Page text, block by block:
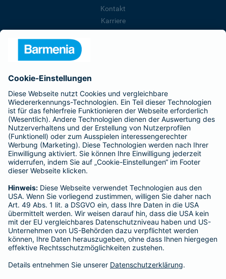
Kontakt
Karriere
Barmenia ist Teil der BarmeniaGothaer
BELIEBTE SEITEN
Kranken-Zusatzversicherung
Tierversicherungen
Haftpflichtversicherung
Hausratversicherung
Adresse ändern
Schaden melden
Kilometerstandsmeldung
Serviceübersicht